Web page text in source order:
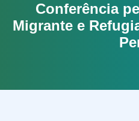
Conferência
Migrante e